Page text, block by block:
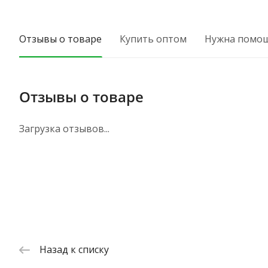
Отзывы о товаре Купить оптом Нужна
Отзывы о товаре
Загрузка отзывов...
Назад к списку